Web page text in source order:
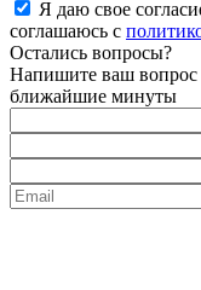
Я даю свое
соглашаюсь с
Остались вопросы?
Напишите ваш вопрос
ближайшие минуты